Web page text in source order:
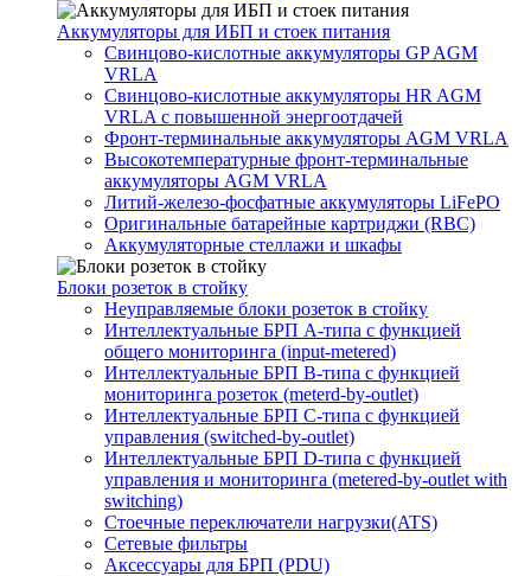
Аккумуляторы для ИБП и стоек питания
Свинцово-кислотные аккумуляторы GP AGM
VRLA
Свинцово-кислотные аккумуляторы HR AGM
VRLA с повышенной энергоотдачей
Фронт-терминальные аккумуляторы AGM VRLA
Высокотемпературные фронт-терминальные
аккумуляторы AGM VRLA
Литий-железо-фосфатные аккумуляторы LiFePO
Оригинальные батарейные картриджи (RBC)
Аккумуляторные стеллажи и шкафы
Блоки розеток в стойку
Неуправляемые блоки розеток в стойку
Интеллектуальные БРП А-типа с функцией
общего мониторинга (input-metered)
Интеллектуальные БРП B-типа с функцией
мониторинга розеток (meterd-by-outlet)
Интеллектуальные БРП C-типа с функцией
управления (switched-by-outlet)
Интеллектуальные БРП D-типа с функцией
управления и мониторинга (metered-by-outlet with
switching)
Стоечные переключатели нагрузки(ATS)
Сетевые фильтры
Аксессуары для БРП (PDU)